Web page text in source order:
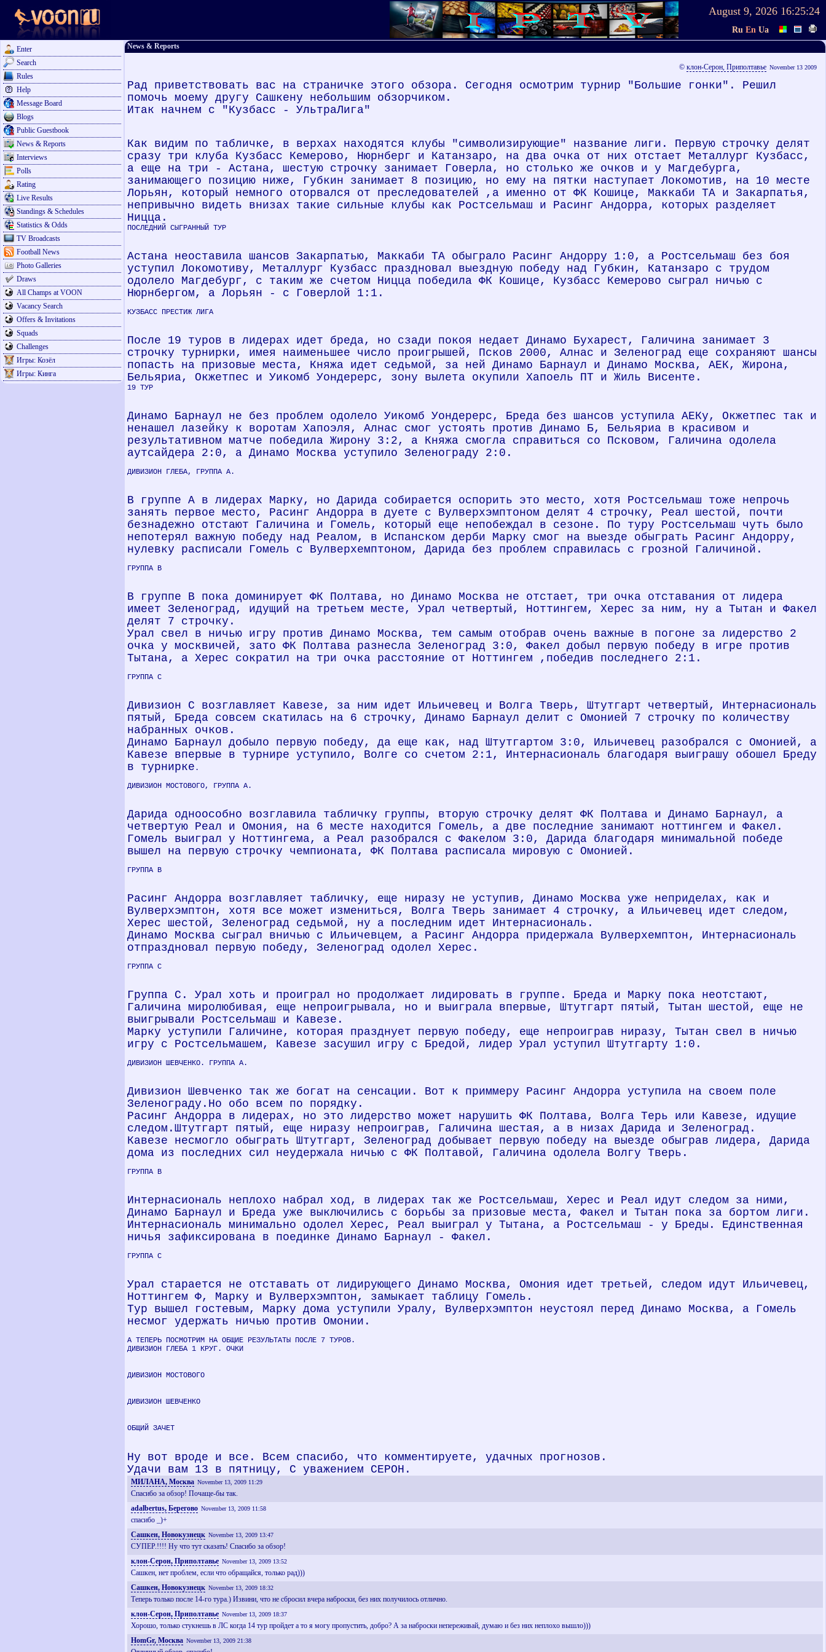
August 9, 2026 16:25:24
Ru En Ua
Enter
Search
Rules
Help
Message Board
Blogs
Public Guestbook
News & Reports
Interviews
Polls
Rating
Live Results
Standings & Schedules
Statistics & Odds
TV Broadcasts
Football News
Photo Galleries
Draws
All Champs at VOON
Vacancy Search
Offers & Invitations
Squads
Challenges
Игры: Козёл
Игры: Кинга
News & Reports
© клон-Серон, Приполтавье November 13 2009
Рад приветствовать вас на страничке этого обзора. Сегодня осмотрим турнир "Большие гонки". Решил
помочь моему другу Сашкену небольшим обзорчиком.
Итак начнем с "Кузбасс - УльтраЛига"
Как видим по табличке, в верхах находятся клубы "символизирующие" название лиги. Первую строчку делят
сразу три клуба Кузбасс Кемерово, Нюрнберг и Катанзаро, на два очка от них отстает Металлург Кузбасс,
а еще на три - Астана, шестую строчку занимает Говерла, но столько же очков и у Магдебурга,
занимающего позицию ниже, Губкин занимает 8 позицию, но ему на пятки наступает Локомотив, на 10 месте
Лорьян, который немного оторвался от преследователей ,а именно от ФК Кошице, Маккаби ТА и Закарпатья,
непривычно видеть внизах такие сильные клубы как Ростсельмаш и Расинг Андорра, которых разделяет
Ницца.
ПОСЛЕДНИЙ СЫГРАННЫЙ ТУР
Астана неоставила шансов Закарпатью, Маккаби ТА обыграло Расинг Андорру 1:0, а Ростсельмаш без боя
уступил Локомотиву, Металлург Кузбасс праздновал выездную победу над Губкин, Катанзаро с трудом
одолело Магдебург, с таким же счетом Ницца победила ФК Кошице, Кузбасс Кемерово сыграл ничью с
Нюрнбергом, а Лорьян - с Говерлой 1:1.
КУЗБАСС ПРЕСТИЖ ЛИГА
После 19 туров в лидерах идет бреда, но сзади покоя недает Динамо Бухарест, Галичина занимает 3
строчку турнирки, имея наименьшее число проигрышей, Псков 2000, Алнас и Зеленоград еще сохраняют шансы
попасть на призовые места, Княжа идет седьмой, за ней Динамо Барнаул и Динамо Москва, АЕК, Жирона,
Бельяриа, Окжетпес и Уикомб Уондерерс, зону вылета окупили Хапоель ПТ и Жиль Висенте.
19 ТУР
Динамо Барнаул не без проблем одолело Уикомб Уондерерс, Бреда без шансов уступила АЕКу, Окжетпес так и
ненашел лазейку к воротам Хапоэля, Алнас смог устоять против Динамо Б, Бельяриа в красивом и
результативном матче победила Жирону 3:2, а Княжа смогла справиться со Псковом, Галичина одолела
аутсайдера 2:0, а Динамо Москва уступило Зеленограду 2:0.
ДИВИЗИОН ГЛЕБА, ГРУППА А.
В группе А в лидерах Марку, но Дарида собирается оспорить это место, хотя Ростсельмаш тоже непрочь
занять первое место, Расинг Андорра в дуете с Вулверхэмптоном делят 4 строчку, Реал шестой, почти
безнадежно отстают Галичина и Гомель, который еще непобеждал в сезоне. По туру Ростсельмаш чуть было
непотерял важную победу над Реалом, в Испанском дерби Марку смог на выезде обыграть Расинг Андорру,
нулевку расписали Гомель с Вулверхемптоном, Дарида без проблем справилась с грозной Галичиной.
ГРУППА В
В группе В пока доминирует ФК Полтава, но Динамо Москва не отстает, три очка отставания от лидера
имеет Зеленоград, идущий на третьем месте, Урал четвертый, Ноттингем, Херес за ним, ну а Тытан и Факел
делят 7 строчку.
Урал свел в ничью игру против Динамо Москва, тем самым отобрав очень важные в погоне за лидерство 2
очка у москвичей, зато ФК Полтава разнесла Зеленоград 3:0, Факел добыл первую победу в игре против
Тытана, а Херес сократил на три очка расстояние от Ноттингем ,победив последнего 2:1.
ГРУППА С
Дивизион С возглавляет Кавезе, за ним идет Ильичевец и Волга Тверь, Штутгарт четвертый, Интернасиональ
пятый, Бреда совсем скатилась на 6 строчку, Динамо Барнаул делит с Омонией 7 строчку по количеству
набранных очков.
Динамо Барнаул добыло первую победу, да еще как, над Штутгартом 3:0, Ильичевец разобрался с Омонией, а
Кавезе впервые в турнире уступило, Волге со счетом 2:1, Интернасиональ благодаря выиграшу обошел Бреду
в турнирке .
ДИВИЗИОН МОСТОВОГО, ГРУППА А.
Дарида одноособно возглавила табличку группы, вторую строчку делят ФК Полтава и Динамо Барнаул, а
четвертую Реал и Омония, на 6 месте находится Гомель, а две последние занимают ноттингем и Факел.
Гомель выиграл у Ноттингема, а Реал разобрался с Факелом 3:0, Дарида благодаря минимальной победе
вышел на первую строчку чемпионата, ФК Полтава расписала мировую с Омонией.
ГРУППА В
Расинг Андорра возглавляет табличку, еще ниразу не уступив, Динамо Москва уже неприделах, как и
Вулверхэмптон, хотя все может измениться, Волга Тверь занимает 4 строчку, а Ильичевец идет следом,
Херес шестой, Зеленоград седьмой, ну а последним идет Интернасиональ.
Динамо Москва сыграл вничью с Ильичевцем, а Расинг Андорра придержала Вулверхемптон, Интернасиональ
отпраздновал первую победу, Зеленоград одолел Херес.
ГРУППА С
Группа С. Урал хоть и проиграл но продолжает лидировать в группе. Бреда и Марку пока неотстают,
Галичина миролюбивая, еще непроигрывала, но и выиграла впервые, Штутгарт пятый, Тытан шестой, еще не
выигрывали Ростсельмаш и Кавезе.
Марку уступили Галичине, которая празднует первую победу, еще непроиграв ниразу, Тытан свел в ничью
игру с Ростсельмашем, Кавезе засушил игру с Бредой, лидер Урал уступил Штутгарту 1:0.
ДИВИЗИОН ШЕВЧЕНКО. ГРУППА А.
Дивизион Шевченко так же богат на сенсации. Вот к приммеру Расинг Андорра уступила на своем поле
Зеленограду.Но обо всем по порядку.
Расинг Андорра в лидерах, но это лидерство может нарушить ФК Полтава, Волга Терь или Кавезе, идущие
следом.Штутгарт пятый, еще ниразу непроиграв, Галичина шестая, а в низах Дарида и Зеленоград.
Кавезе несмогло обыграть Штутгарт, Зеленоград добывает первую победу на выезде обыграв лидера, Дарида
дома из последних сил неудержала ничью с ФК Полтавой, Галичина одолела Волгу Тверь.
ГРУППА В
Интернасиональ неплохо набрал ход, в лидерах так же Ростсельмаш, Херес и Реал идут следом за ними,
Динамо Барнаул и Бреда уже выключились с борьбы за призовые места, Факел и Тытан пока за бортом лиги.
Интернасиональ минимально одолел Херес, Реал выиграл у Тытана, а Ростсельмаш - у Бреды. Единственная
ничья зафиксирована в поединке Динамо Барнаул - Факел.
ГРУППА С
Урал старается не отставать от лидирующего Динамо Москва, Омония идет третьей, следом идут Ильичевец,
Ноттингем Ф, Марку и Вулверхэмптон, замыкает таблицу Гомель.
Тур вышел гостевым, Марку дома уступили Уралу, Вулверхэмптон неустоял перед Динамо Москва, а Гомель
несмог удержать ничью против Омонии.
А ТЕПЕРЬ ПОСМОТРИМ НА ОБЩИЕ РЕЗУЛЬТАТЫ ПОСЛЕ 7 ТУРОВ.
ДИВИЗИОН ГЛЕБА 1 КРУГ. ОЧКИ
ДИВИЗИОН МОСТОВОГО
ДИВИЗИОН ШЕВЧЕНКО
ОБЩИЙ ЗАЧЕТ
Ну вот вроде и все. Всем спасибо, что комментируете, удачных прогнозов.
Удачи вам 13 в пятницу, С уважением СЕРОН.
МИЛАНА, Москва November 13, 2009 11:29
Спасибо за обзор! Почаще-бы так.
adalbertus, Берегово November 13, 2009 11:58
спасибо _)+
Сашкен, Новокузнецк November 13, 2009 13:47
СУПЕР.!!!! Ну что тут сказать! Спасибо за обзор!
клон-Серон, Приполтавье November 13, 2009 13:52
Сашкен, нет проблем, если что обращайся, только рад)))
Сашкен, Новокузнецк November 13, 2009 18:32
Теперь только после 14-го тура.) Извини, что не сбросил вчера наброски, без них получилось отлично.
клон-Серон, Приполтавье November 13, 2009 18:37
Хорошо, только стукнешь в ЛС когда 14 тур пройдет а то я могу пропустить, добро? А за наброски непереживай, думаю и без них неплохо вышло)))
HomGr, Москва November 13, 2009 21:38